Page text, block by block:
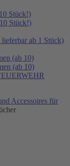
Stück!)
Stück!)
ab 1 Stück)
(ab 10)
(ab 10)
Accessoires für